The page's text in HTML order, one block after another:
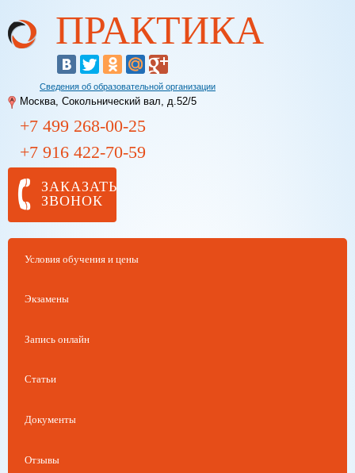
Перейти к
основному
содержанию
ПРАКТИКА
Сведения об образовательной организации
Москва, Сокольнический вал, д.52/5
+7 499 268-00-25
+7 916 422-70-59
ЗАКАЗАТЬ
ЗВОНОК
Условия обучения и цены
Экзамены
Запись онлайн
Статьи
Документы
Отзывы